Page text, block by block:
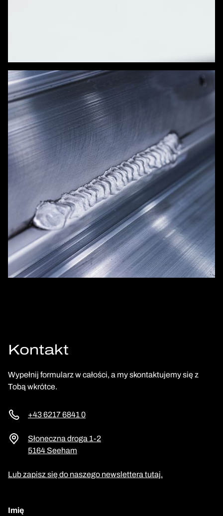
Kontakt
Wypełnij formularz w całości, a my skontaktujemy się z
Tobą wkrótce.
+43 6217 6841 0
Słoneczna droga 1-2
5164 Seeham
Lub zapisz się do naszego newslettera tutaj.
Imię